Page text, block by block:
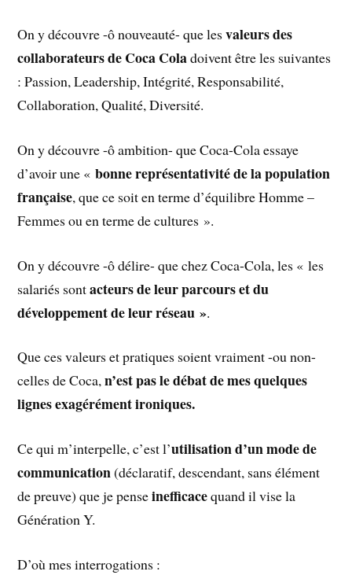
On y découvre -ô nouveauté- que lesvaleurs des
collaborateurs de Coca Coladoivent être les suivantes
: Passion, Leadership, Intégrité, Responsabilité,
Collaboration, Qualité, Diversité.
On y découvre -ô ambition- que Coca-Cola essaye
d’avoir une «bonne représentativité de la population
française, que ce soit en terme d’équilibre Homme –
Femmes ou en terme de cultures ».
On y découvre -ô délire- que chez Coca-Cola, les « les
salariés sontacteurs de leur parcours et du
développement de leur réseau ».
Que ces valeurs et pratiques soient vraiment -ou non-
celles de Coca,n’est pas le débat de mes quelques
lignes exagérément ironiques.
Ce qui m’interpelle, c’est l’utilisation d’un mode de
communication(déclaratif, descendant, sans élément
de preuve) que je penseinefficacequand il vise la
Génération Y.
D’où mes interrogations :